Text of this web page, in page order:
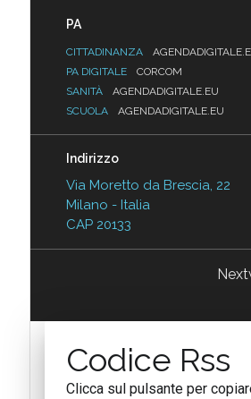
PA
CITTADINANZA
PA DIGITALE
CORCOM
SANITÀ
AGENDADIGITALE.EU
SCUOLA
AGENDADIGITALE.EU
Indirizzo
Via Moretto da Brescia, 22
Milano - Italia
CAP 20133
Codice Rss
Clicca sul pulsante per